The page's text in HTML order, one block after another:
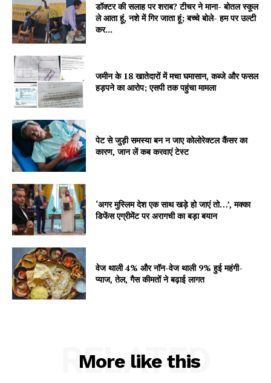
SUBSCRIBE NOW
Company
About
Subscription Plans
My account
डॉक्टर की सलाह पर शराब? टीचर ने माना- बोतल स्कूल
ले आता हूं, नशे में गिर जाता हूं; बच्चे बोले- हम पर उल्टी
कर...
जमीन के 18 खातेदारों में मचा घमासान, कब्जे और फसल
हड़पने का आरोप; एसपी तक पहुंचा मामला
पेट से जुड़ी समस्या बन न जाए कोलोरेक्टल कैंसर का
कारण, जान लें कब करवाएं टेस्ट
‘अगर मुस्लिम देश एक साथ खड़े हो जाएं तो…’, मक्का
डिफेंस एग्रीमेंट पर अरागची का बड़ा बयान
वेज थाली 4% और नॉन-वेज थाली 9% हुई महंगी-
प्याज, तेल, गैस कीमतों ने बढ़ाई लागत
More like this
RELATED